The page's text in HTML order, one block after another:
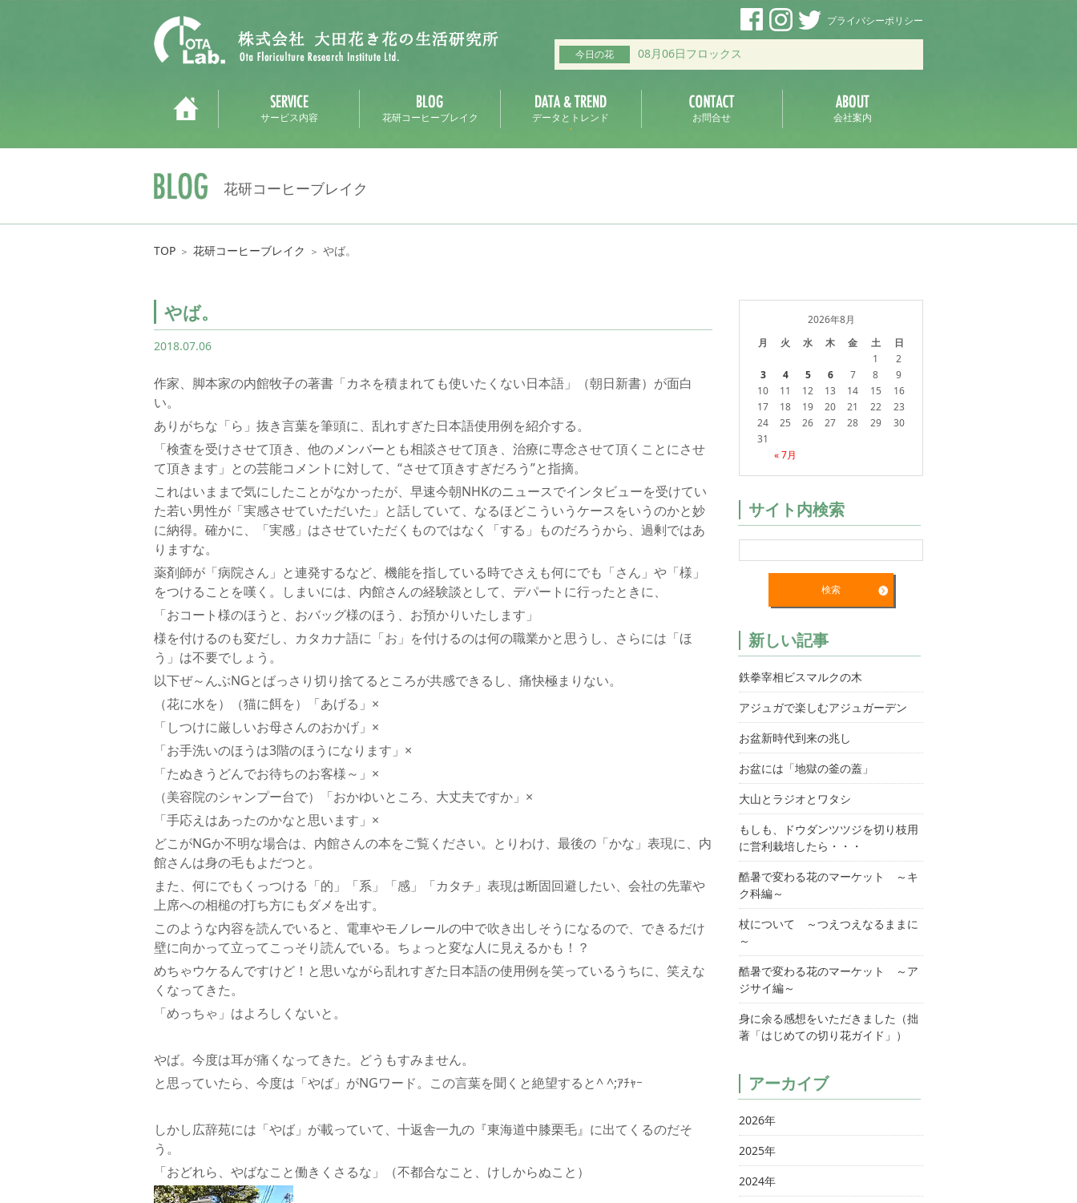
プライバシーポリシー
今日の花 08月06日フロックス
サービス内容 花研コーヒーブレイク データとトレンド お問合せ 会社案内
花研コーヒーブレイク
TOP ＞ 花研コーヒーブレイク ＞ やば。
やば。
2018.07.06
作家、脚本家の内館牧子の著書「カネを積まれても使いたくない日本語」（朝日新書）が面白
い。
ありがちな「ら」抜き言葉を筆頭に、乱れすぎた日本語使用例を紹介する。
「検査を受けさせて頂き、他のメンバーとも相談させて頂き、治療に専念させて頂くことにさせ
て頂きます」との芸能コメントに対して、“させて頂きすぎだろう”と指摘。
これはいままで気にしたことがなかったが、早速今朝NHKのニュースでインタビューを受けてい
た若い男性が「実感させていただいた」と話していて、なるほどこういうケースをいうのかと妙
に納得。確かに、「実感」はさせていただくものではなく「する」ものだろうから、過剰ではあ
りますな。
薬剤師が「病院さん」と連発するなど、機能を指している時でさえも何にでも「さん」や「様」
をつけることを嘆く。しまいには、内館さんの経験談として、デパートに行ったときに、
「おコート様のほうと、おバッグ様のほう、お預かりいたします」
様を付けるのも変だし、カタカナ語に「お」を付けるのは何の職業かと思うし、さらには「ほ
う」は不要でしょう。
以下ぜ～んぶNGとばっさり切り捨てるところが共感できるし、痛快極まりない。
（花に水を）（猫に餌を）「あげる」×
「しつけに厳しいお母さんのおかげ」×
「お手洗いのほうは3階のほうになります」×
「たぬきうどんでお待ちのお客様～」×
（美容院のシャンプー台で）「おかゆいところ、大丈夫ですか」×
「手応えはあったのかなと思います」×
どこがNGか不明な場合は、内館さんの本をご覧ください。とりわけ、最後の「かな」表現に、内
館さんは身の毛もよだつと。
また、何にでもくっつける「的」「系」「感」「カタチ」表現は断固回避したい、会社の先輩や
上席への相槌の打ち方にもダメを出す。
このような内容を読んでいると、電車やモノレールの中で吹き出しそうになるので、できるだけ
壁に向かって立ってこっそり読んでいる。ちょっと変な人に見えるかも！？
めちゃウケるんですけど！と思いながら乱れすぎた日本語の使用例を笑っているうちに、笑えな
くなってきた。
「めっちゃ」はよろしくないと。
やば。今度は耳が痛くなってきた。どうもすみません。
と思っていたら、今度は「やば」がNGワード。この言葉を聞くと絶望すると^ ^;ｱﾁｬｰ
しかし広辞苑には「やば」が載っていて、十返舎一九の『東海道中膝栗毛』に出てくるのだそ
う。
「おどれら、やばなこと働きくさるな」（不都合なこと、けしからぬこと）
2026年8月
月
火 水 木 金 土 日
« 7月
1
2
3
4 5 6 7 8
9
10
11 12 13 14 15
16
17
18 19 20 21 22
23
24
25 26 27 28 29
30
31
サイト内検索
新しい記事
鉄拳宰相ビスマルクの木
アジュガで楽しむアジュガーデン
お盆新時代到来の兆し
お盆には「地獄の釜の蓋」
大山とラジオとワタシ
もしも、ドウダンツツジを切り枝用
に営利栽培したら・・・
酷暑で変わる花のマーケット ～キ
ク科編～
杖について ～つえつえなるままに
～
酷暑で変わる花のマーケット ～ア
ジサイ編～
身に余る感想をいただきました（拙
著「はじめての切り花ガイド」）
アーカイブ
2026年
2025年
2024年